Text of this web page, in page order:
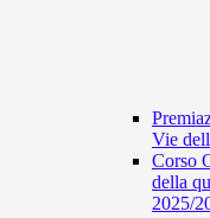
Vie
Corso
della
2025/